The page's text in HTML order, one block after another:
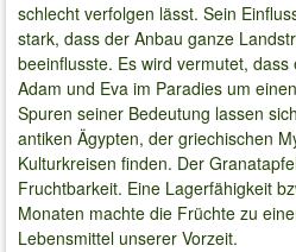
schlecht verfolgen lässt. Sein
stark, dass der Anbau ganze
beeinflusste. Es wird vermutet,
Adam und Eva im Paradies um
Spuren seiner Bedeutung lassen
antiken Ägypten, der griechischen
Kulturkreisen finden. Der
Fruchtbarkeit. Eine Lagerfähigkeit
Monaten machte die Früchte zu
Lebensmittel unserer Vorzeit.